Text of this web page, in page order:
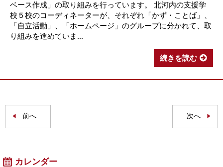
ベース作成」の取り組みを行っています。 北河内の支援学
校５校のコーディネーターが、それぞれ「かず・ことば」、
「自立活動」、「ホームページ」のグループに分かれて、取
り組みを進めていま...
続きを読む
前へ 次へ
カレンダー